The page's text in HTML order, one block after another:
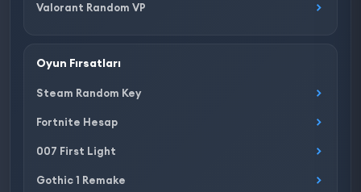
Valorant Random VP
Oyun Fırsatları
Steam Random Key
Fortnite Hesap
007 First Light
Gothic 1 Remake